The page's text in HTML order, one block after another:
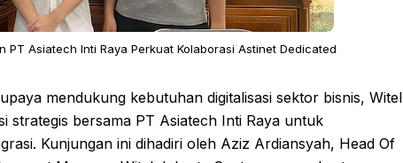
PT Asiatech Inti Raya Perkuat Kolaborasi Astinet Dedicated
mendukung kebutuhan digitalisasi sektor bisnis, Witel
strategis bersama PT Asiatech Inti Raya untuk
Kunjungan ini dihadiri oleh Aziz Ardiansyah, Head Of